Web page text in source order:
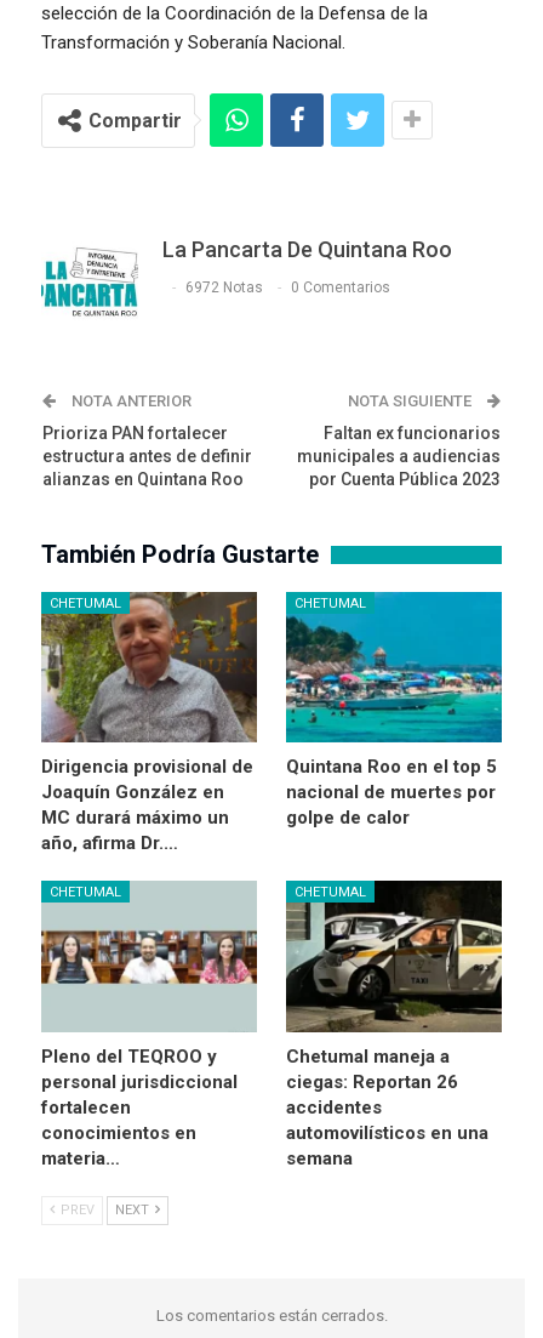
selección de la Coordinación de la Defensa de la
Transformación y Soberanía Nacional.
Compartir
La Pancarta De Quintana Roo
6972 Notas 0 Comentarios
NOTA ANTERIOR
Prioriza PAN fortalecer
estructura antes de definir
alianzas en Quintana Roo
NOTA SIGUIENTE
Faltan ex funcionarios
municipales a audiencias
por Cuenta Pública 2023
También Podría Gustarte
CHETUMAL
Dirigencia provisional de
Joaquín González en
MC durará máximo un
año, afirma Dr.…
CHETUMAL
Quintana Roo en el top 5
nacional de muertes por
golpe de calor
CHETUMAL
Pleno del TEQROO y
personal jurisdiccional
fortalecen
conocimientos en
materia…
CHETUMAL
Chetumal maneja a
ciegas: Reportan 26
accidentes
automovilísticos en una
semana
PREV NEXT
Los comentarios están cerrados.